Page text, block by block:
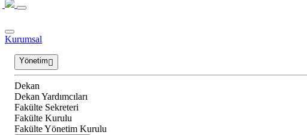
Kurumsal
Yönetim
Dekan
Dekan Yardımcıları
Fakülte Sekreteri
Fakülte Kurulu
Fakülte Yönetim Kurulu